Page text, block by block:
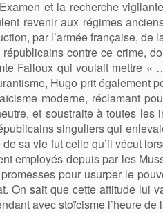
et la recherche
revenir aux régimes
par l’armée française,
contre ce crime,
Falloux qui voulait mettre
Hugo prit
moderne, réclamant
et soustraite à toutes
singuliers qui
sa vie fut celle qu’il vécut
employés depuis par les
pour usurper le
On sait que cette attitude
avec stoïcisme l’heure de